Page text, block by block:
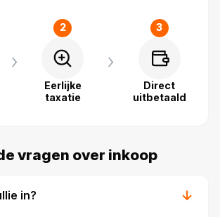
›
2
Eerlijke
taxatie
›
3
Direct
uitbetaald
vragen over inkoop
in? →